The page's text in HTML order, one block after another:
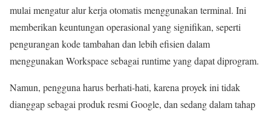
mulai mengatur alur kerja otomatis menggunakan terminal. Ini
memberikan keuntungan operasional yang signifikan, seperti
pengurangan kode tambahan dan lebih efisien dalam
menggunakan Workspace sebagai runtime yang dapat diprogram.
Namun, pengguna harus berhati-hati, karena proyek ini tidak
dianggap sebagai produk resmi Google, dan sedang dalam tahap